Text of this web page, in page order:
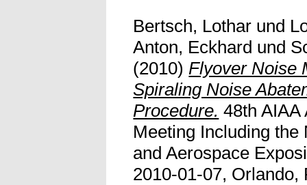
Bertsch, Lothar und
Anton, Eckhard und
(2010) Flyover Noise
Spiraling Noise
Procedure. 48th AIAA
Meeting Including
and Aerospace
2010-01-07, Orlando,